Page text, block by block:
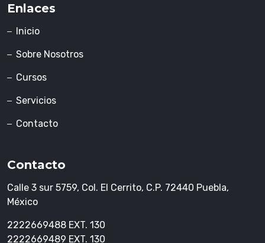
Enlaces
Inicio
Sobre Nosotros
Cursos
Servicios
Contacto
Contacto
Calle 3 sur 5759, Col. El Cerrito, C.P. 72440 Puebla,
México
2222669488 EXT. 130
2222669489 EXT. 130